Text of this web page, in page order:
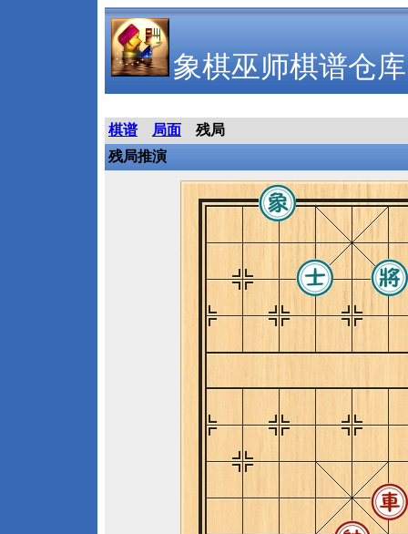
象棋巫师棋谱仓库
棋谱 局面
残局
残局推演